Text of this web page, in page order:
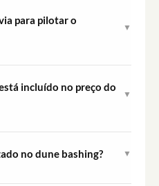
para pilotar o
▼
básicas sejam
incluído no preço do
▼
no dune bashing? ▼